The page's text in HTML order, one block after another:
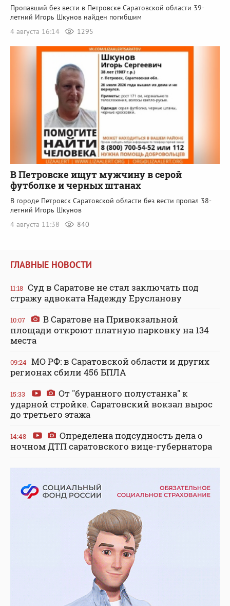
Пропавший без вести в Петровске Саратовской области 39-
летний Игорь Шкунов найден погибшим
4 августа 16:14
1295
В Петровске ищут мужчину в серой
футболке и черных штанах
В городе Петровск Саратовской области без вести пропал 38-
летний Игорь Шкунов
4 августа 11:38
840
ГЛАВНЫЕ НОВОСТИ
11:18 Суд в Саратове не стал заключать под
стражу адвоката Надежду Ерусланову
10:07
В Саратове на Привокзальной
площади откроют платную парковку на 134
места
09:24 МО РФ: в Саратовской области и других
регионах сбили 456 БПЛА
15:33
От "буранного полустанка" к
ударной стройке. Саратовский вокзал вырос
до третьего этажа
14:48
Определена подсудность дела о
ночном ДТП саратовского вице-губернатора